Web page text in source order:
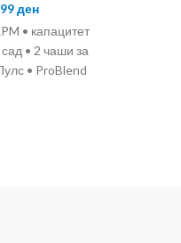
ден
• капацитет
• 2 чаши за
• ProBlend